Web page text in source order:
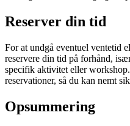
Reserver din tid
For at undgå eventuel ventetid
reservere din tid på forhånd,
specifik aktivitet eller
reservationer, så du kan nemt
Opsummering